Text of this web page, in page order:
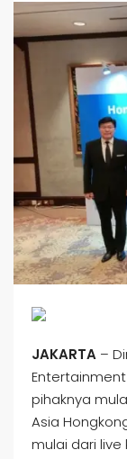
JAKARTA –
Entertainment
pihaknya
Asia
mulai dari